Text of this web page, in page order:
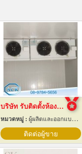
บริษัท รับติดตั้งห้องเย็น
หมวดหมู่ : ผู้ผลิตและออกแบบติดตั้งห้องเย็น
ติดต่อผู้ขาย